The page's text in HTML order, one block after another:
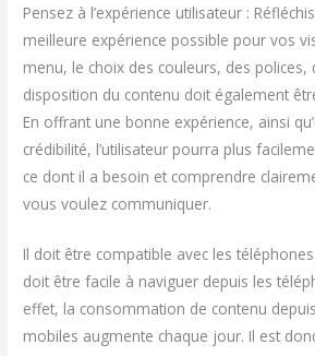
Pensez à l’expérience utilisateur :
meilleure expérience possible pour vos
menu, le choix des couleurs, des polices,
disposition du contenu doit également
En offrant une bonne expérience, ainsi
crédibilité, l’utilisateur pourra plus
ce dont il a besoin et comprendre
vous voulez communiquer.
Il doit être compatible avec les
doit être facile à naviguer depuis les
effet, la consommation de contenu
mobiles augmente chaque jour. Il est